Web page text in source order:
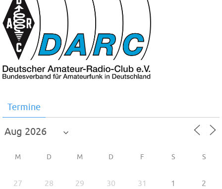
Termine
M D M D F S S
27 28 29 30 31 1 2